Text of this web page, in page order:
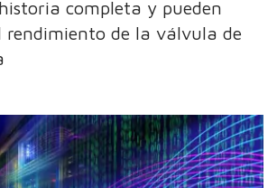
completa y pueden
de la válvula de